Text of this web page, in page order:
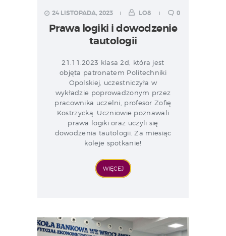
24 LISTOPADA, 2023 LO8 0
Prawa logiki i dowodzenie
tautologii
21.11.2023 klasa 2d, która jest
objęta patronatem Politechniki
Opolskiej, uczestniczyła w
wykładzie poprowadzonym przez
pracownika uczelni, profesor Zofię
Kostrzycką. Uczniowie poznawali
prawa logiki oraz uczyli się
dowodzenia tautologii. Za miesiąc
koleje spotkanie!
WIĘCEJ